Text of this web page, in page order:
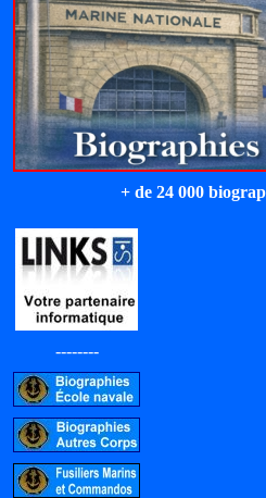
+ de 24 000
--------